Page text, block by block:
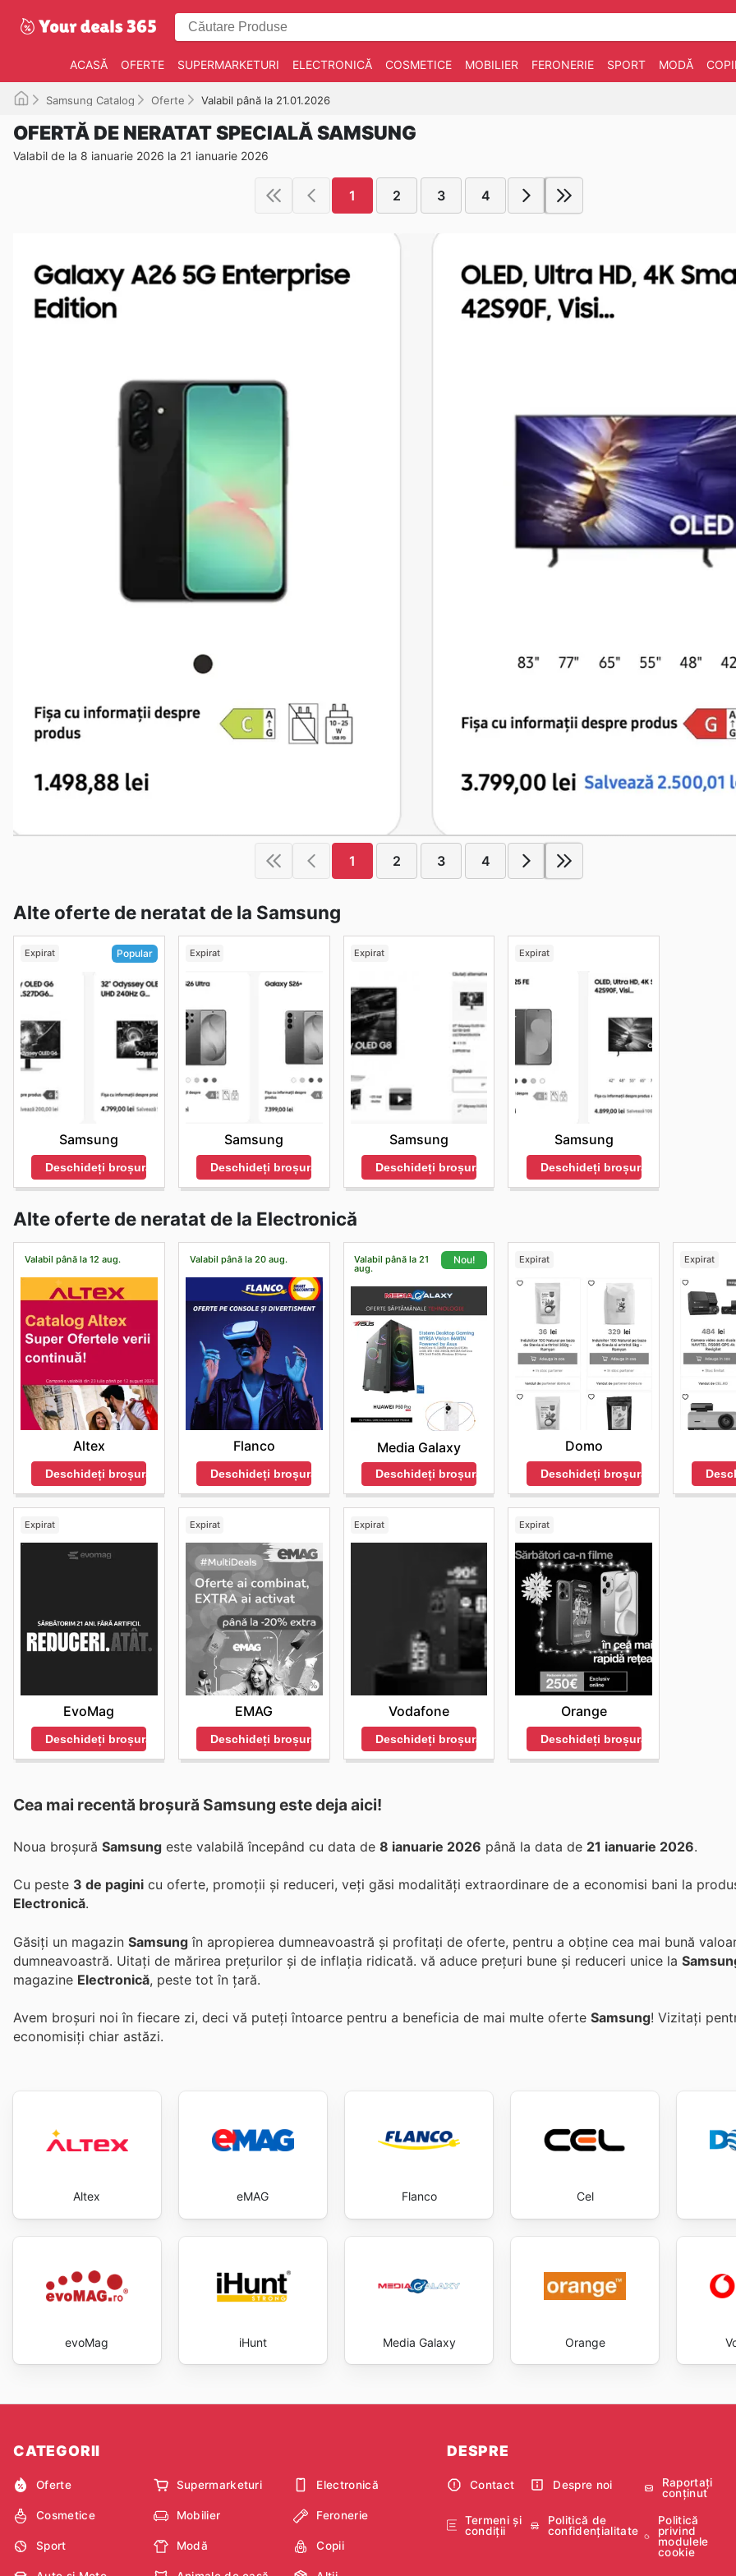
ACASĂ OFERTE SUPERMARKETURI ELECTRONICĂ COSMETICE MOBILIER FERONERIE SPORT MODĂ COPII
Samsung Catalog Oferte Valabil până la 21.01.2026
OFERTĂ DE NERATAT SPECIALĂ SAMSUNG
Valabil de la 8 ianuarie 2026 la 21 ianuarie 2026
1 2 3 4
1 2 3 4
Alte oferte de neratat de la Samsung
Expirat Popular
Samsung
Deschideți broșura
Expirat
Samsung
Deschideți broșura
Expirat
Samsung
Deschideți broșura
Expirat
Samsung
Deschideți broșura
Alte oferte de neratat de la Electronică
Valabil până la 12 aug.
Altex
Deschideți broșura
Valabil până la 20 aug.
Flanco
Deschideți broșura
Valabil până la 21
aug.
Nou!
Media Galaxy
Deschideți broșura
Expirat
Domo
Deschideți broșura
Expirat
Expirat
EvoMag
Deschideți broșura
Expirat
EMAG
Deschideți broșura
Expirat
Vodafone
Deschideți broșura
Expirat
Orange
Deschideți broșura
Cea mai recentă broșură Samsung este deja aici!
Noua broșură Samsung este valabilă începând cu data de 8 ianuarie 2026 până la data de 21 ianuarie 2026.
Cu peste 3 de pagini cu oferte, promoții și reduceri, veți găsi modalități extraordinare de a economisi bani la
Electronică.
Găsiți un magazin Samsung în apropierea dumneavoastră și profitați de oferte, pentru a obține cea mai bună
dumneavoastră. Uitați de mărirea prețurilor și de inflația ridicată. vă aduce prețuri bune și reduceri unice la
magazine Electronică, peste tot în țară.
Avem broșuri noi în fiecare zi, deci vă puteți întoarce pentru a beneficia de mai multe oferte Samsung! Vizitați
economisiți chiar astăzi.
Altex eMAG Flanco Cel
evoMag iHunt Media Galaxy Orange
CATEGORII
Oferte Supermarketuri Electronică
Cosmetice Mobilier Feronerie
Sport Modă Copii
DESPRE
Contact Despre noi
Raportați
conținut
Termeni și
condiții
Politică de
confidențialitate
Politică
privind
modulele
cookie